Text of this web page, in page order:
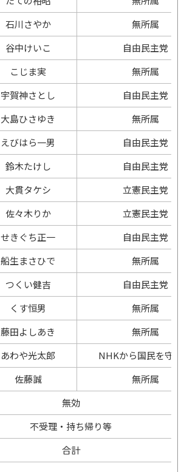
石川さやか
無所属
谷中けいこ
自由民主党
こじま実
無所属
宇賀神さとし
自由民主党
大島ひさゆき
無所属
えびはら一男
自由民主党
鈴木たけし
自由民主党
大貫タケシ
立憲民主党
佐々木りか
立憲民主党
せきぐち正一
自由民主党
船生まさひで
無所属
つくい健吉
自由民主党
くす恒男
無所属
藤田よしあき
無所属
あわや光太郎
NHKから国民を守
佐藤誠
無所属
無効
不受理・持ち帰り等
合計